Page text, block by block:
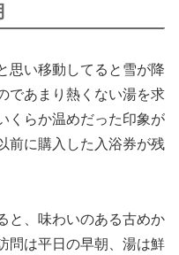
思い移動してると雪が降
であまり熱くない湯を求
くらか温めだった印象が
前に購入した入浴券が残
と、味わいのある古めか
問は平日の早朝、湯は鮮